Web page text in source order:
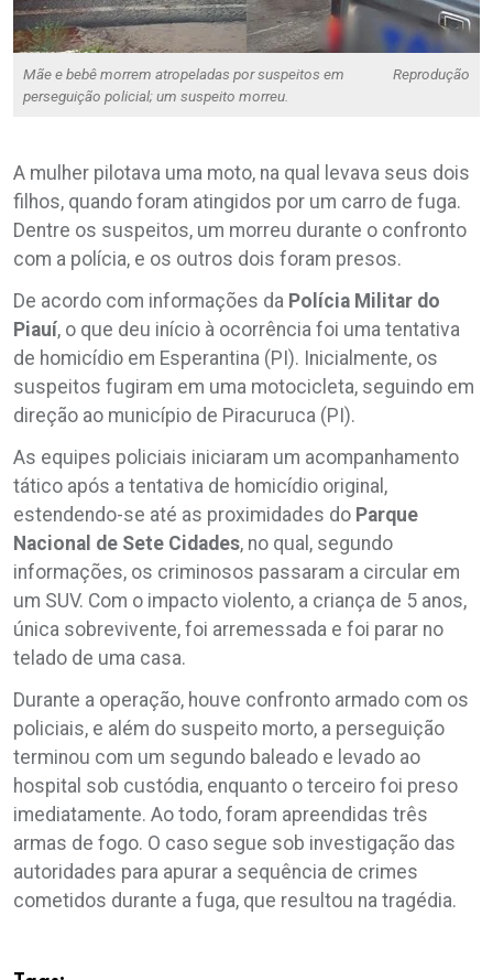
Mãe e bebê morrem atropeladas por suspeitos em
perseguição policial; um suspeito morreu.
Reprodução
A mulher pilotava uma moto, na qual levava seus dois
filhos, quando foram atingidos por um carro de fuga.
Dentre os suspeitos, um morreu durante o confronto
com a polícia, e os outros dois foram presos.
De acordo com informações da Polícia Militar do
Piauí, o que deu início à ocorrência foi uma tentativa
de homicídio em Esperantina (PI). Inicialmente, os
suspeitos fugiram em uma motocicleta, seguindo em
direção ao município de Piracuruca (PI).
As equipes policiais iniciaram um acompanhamento
tático após a tentativa de homicídio original,
estendendo-se até as proximidades do Parque
Nacional de Sete Cidades, no qual, segundo
informações, os criminosos passaram a circular em
um SUV. Com o impacto violento, a criança de 5 anos,
única sobrevivente, foi arremessada e foi parar no
telado de uma casa.
Durante a operação, houve confronto armado com os
policiais, e além do suspeito morto, a perseguição
terminou com um segundo baleado e levado ao
hospital sob custódia, enquanto o terceiro foi preso
imediatamente. Ao todo, foram apreendidas três
armas de fogo. O caso segue sob investigação das
autoridades para apurar a sequência de crimes
cometidos durante a fuga, que resultou na tragédia.